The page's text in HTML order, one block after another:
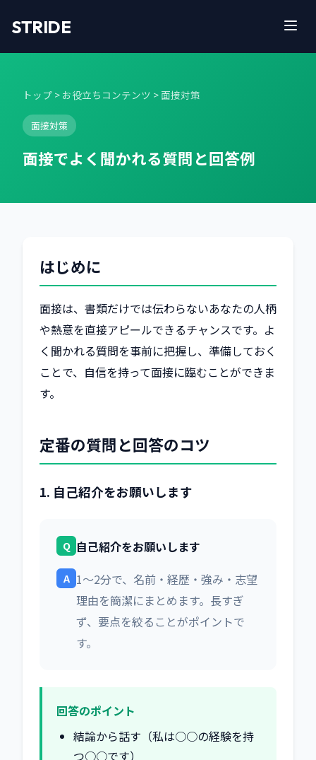
STRIDE
トップ > お役立ちコンテンツ > 面接対策
面接対策
面接でよく聞かれる質問と回答例
はじめに
面接は、書類だけでは伝わらないあなたの人柄
や熱意を直接アピールできるチャンスです。よ
く聞かれる質問を事前に把握し、準備しておく
ことで、自信を持って面接に臨むことができま
す。
定番の質問と回答のコツ
1. 自己紹介をお願いします
Q 自己紹介をお願いします
A 1〜2分で、名前・経歴・強み・志望
理由を簡潔にまとめます。長すぎ
ず、要点を絞ることがポイントで
す。
回答のポイント
結論から話す（私は○○の経験を持
つ○○です）